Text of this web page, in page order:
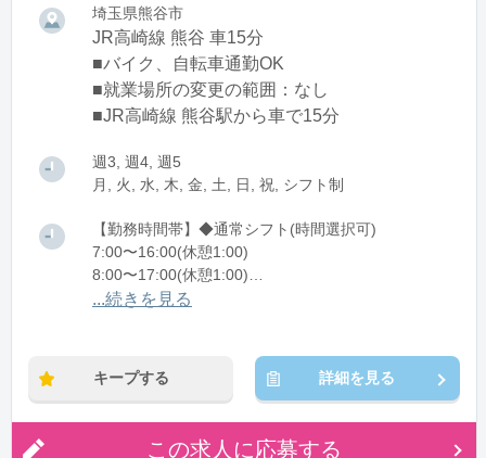
埼玉県熊谷市
JR高崎線 熊谷 車15分
■バイク、自転車通勤OK
■就業場所の変更の範囲：なし
■JR高崎線 熊谷駅から車で15分
週3, 週4, 週5
月, 火, 水, 木, 金, 土, 日, 祝, シフト制
【勤務時間帯】◆通常シフト(時間選択可)
7:00〜16:00(休憩1:00)
8:00〜17:00(休憩1:00)
12:00〜21:00(休憩1:00)
...続きを見る
キープする 詳細を見る
この求人に応募する